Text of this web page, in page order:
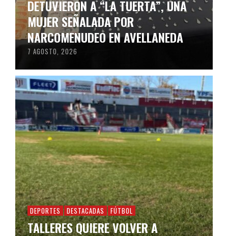
DETUVIERON A “LA TUERTA”, UNA
MUJER SEÑALADA POR
NARCOMENUDEO EN AVELLANEDA
7 AGOSTO, 2026
DEPORTES DESTACADAS FÚTBOL
TALLERES QUIERE VOLVER A